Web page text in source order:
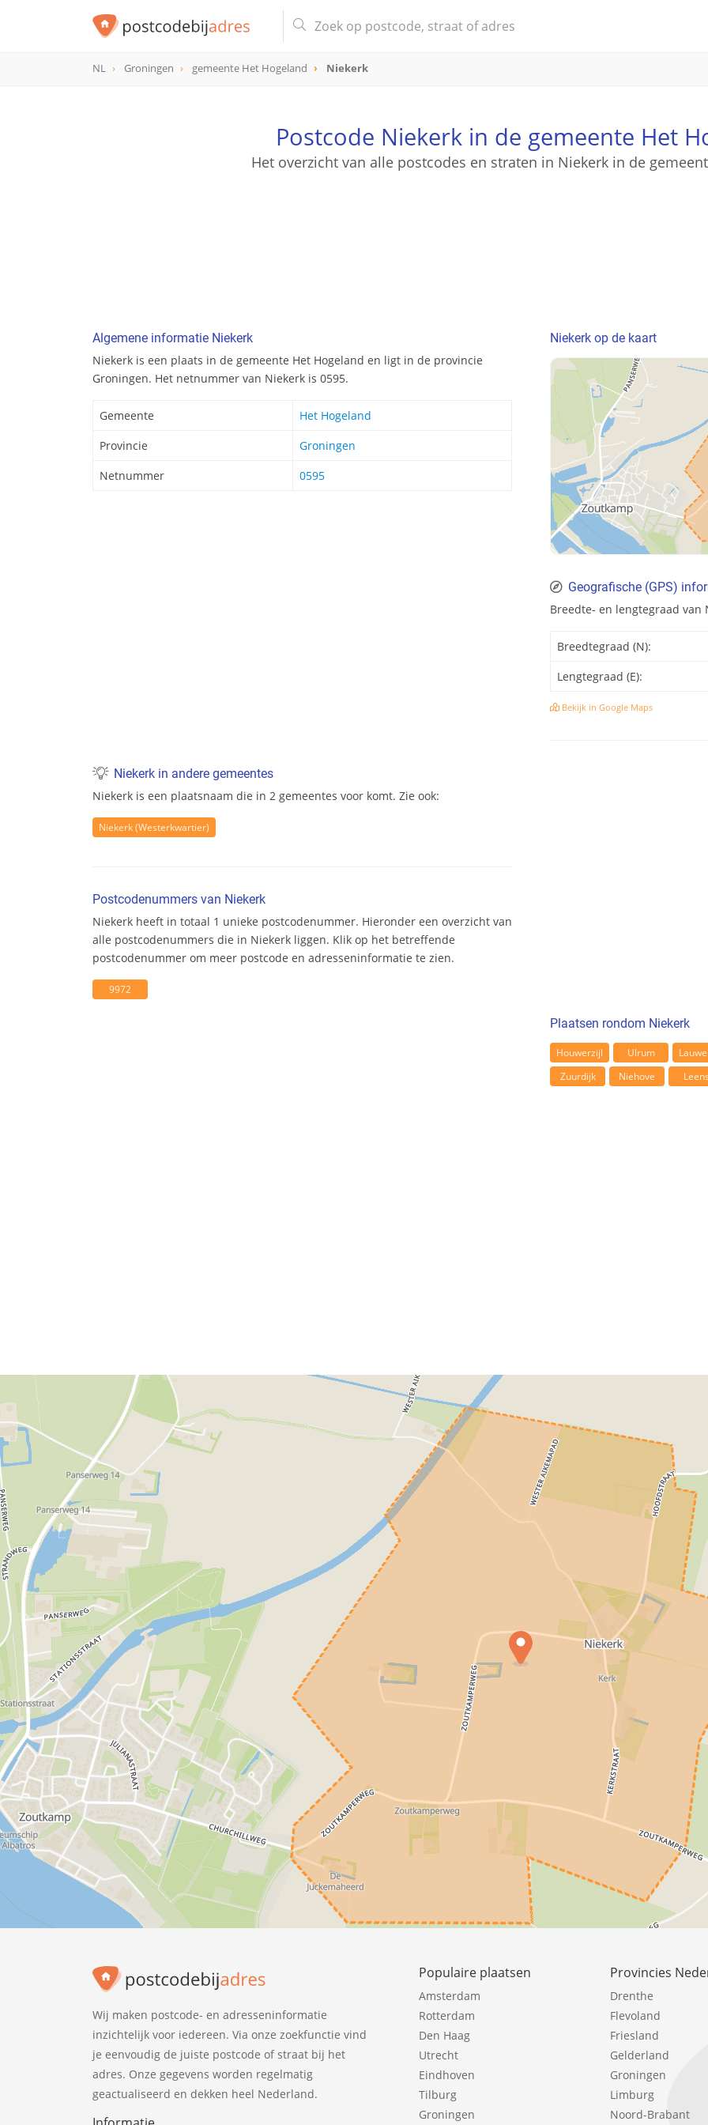
NL Groningen gemeente Het Hogeland Niekerk
Postcode Niekerk in de gemeente Het
Het overzicht van alle postcodes en straten in Niekerk in de
Algemene informatie Niekerk
Niekerk is een plaats in de gemeente Het Hogeland en ligt in de provincie
Groningen. Het netnummer van Niekerk is 0595.
Gemeente
Het Hogeland
Provincie
Groningen
Netnummer
0595
Niekerk in andere gemeentes
Niekerk is een plaatsnaam die in 2 gemeentes voor komt. Zie ook:
Niekerk (Westerkwartier)
Postcodenummers van Niekerk
Niekerk heeft in totaal 1 unieke postcodenummer. Hieronder een overzicht van
alle postcodenummers die in Niekerk liggen. Klik op het betreffende
postcodenummer om meer postcode en adresseninformatie te zien.
9972
Niekerk op de kaart
Geografische (GPS)
Breedte- en lengtegraad van
Breedtegraad (N):
Lengtegraad (E):
Bekijk in Google Maps
Plaatsen rondom Niekerk
Houwerzijl Ulrum
Zuurdijk
Niehove Leens
Wij maken postcode- en adresseninformatie
inzichtelijk voor iedereen. Via onze zoekfunctie vind
je eenvoudig de juiste postcode of straat bij het
adres. Onze gegevens worden regelmatig
geactualiseerd en dekken heel Nederland.
Populaire plaatsen
Amsterdam
Rotterdam
Den Haag
Utrecht
Eindhoven
Tilburg
Groningen
Provincies
Drenthe
Flevoland
Friesland
Gelderland
Groningen
Limburg
Noord-Brabant